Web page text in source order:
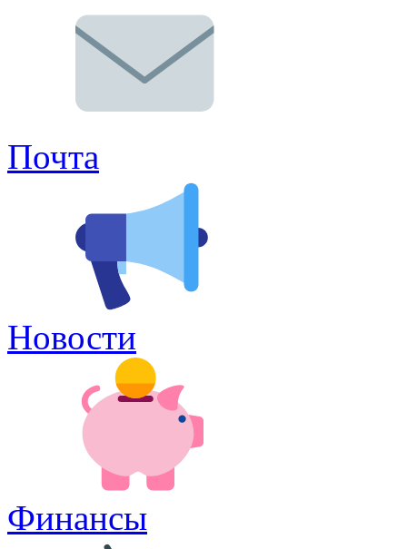
Почта
Новости
Финансы